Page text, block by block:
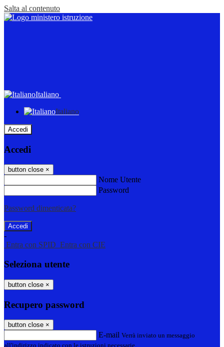
Salta al contenuto
Italiano
Italiano
Accedi
Accedi
button close ×
Nome Utente
Password
Password dimenticata?
-
Entra con SPID Entra con CIE
Seleziona utente
button close ×
Recupero password
button close ×
E-mail Verrà inviato un messaggio
all'indirizzo indicato con le istruzioni necessarie.